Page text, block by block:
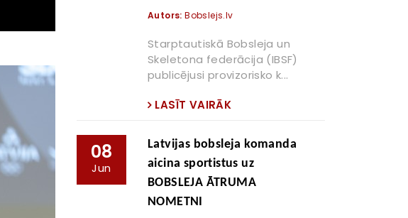
Autors: Bobslejs.lv
Starptautiskā Bobsleja un
Skeletona federācija (IBSF)
publicējusi provizorisko k...
LASĪT VAIRĀK
08
Jun
Latvijas bobsleja komanda
aicina sportistus uz
BOBSLEJA ĀTRUMA
NOMETNI